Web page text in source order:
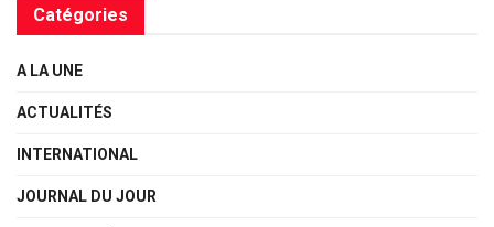
Catégories
A LA UNE
ACTUALITÉS
INTERNATIONAL
JOURNAL DU JOUR